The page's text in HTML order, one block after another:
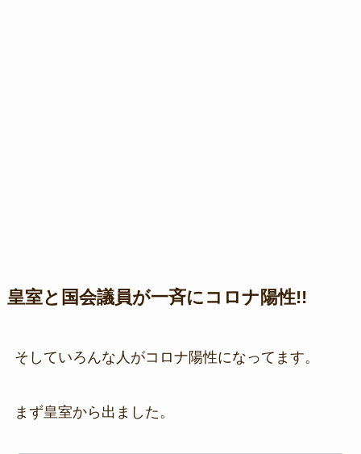
皇室と国会議員が一斉にコロナ陽性!!
そしていろんな人がコロナ陽性になってます。
まず皇室から出ました。